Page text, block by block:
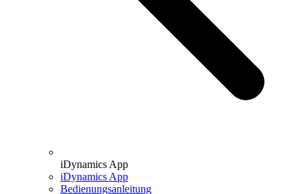
iDynamics App
iDynamics App
Bedienungsanleitung